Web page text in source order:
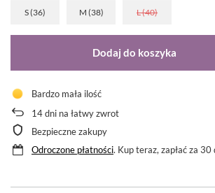
S (36) M (38) L (40)
Dodaj do koszyka
Bardzo mała ilość
14dni na łatwy zwrot
Bezpieczne zakupy
Odroczone płatności. Kup teraz, zapłać za